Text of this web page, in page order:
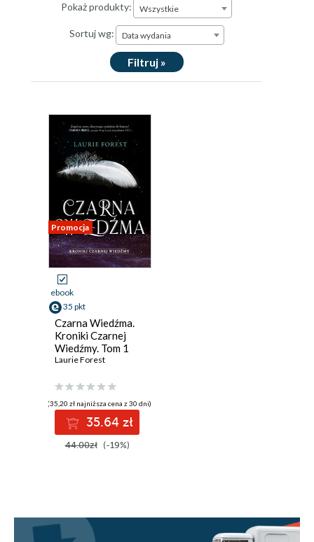
Pokaż produkty: Wszystkie
Sortuj wg: Data wydania
Filtruj »
Promocja
ebook
35 pkt
Czarna Wiedźma.
Kroniki Czarnej
Wiedźmy. Tom 1
Laurie Forest
(35,20 zł najniższa cena z 30 dni)
35.64 zł
44.00zł (-19%)